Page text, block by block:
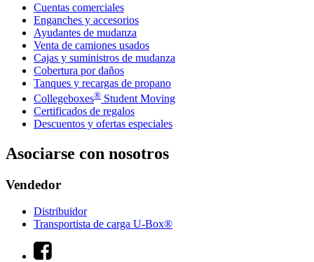
Cuentas comerciales
Enganches y accesorios
Ayudantes de mudanza
Venta de camiones usados
Cajas y suministros de mudanza
Cobertura por daños
Tanques y recargas de propano
Collegeboxes® Student Moving
Certificados de regalos
Descuentos y ofertas especiales
Asociarse con nosotros
Vendedor
Distribuidor
Transportista de carga U-Box®